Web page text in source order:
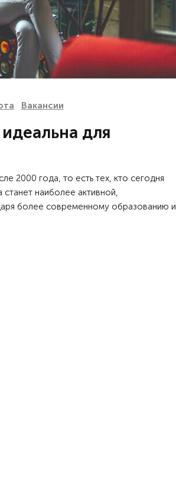
Вакансии
для
2000 года, то есть тех, кто сегодня
наиболее активной,
более современному образованию и